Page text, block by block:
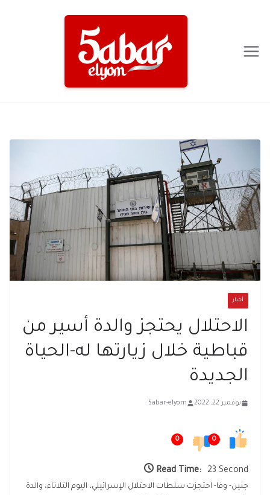
أخبار
الاحتلال يحتجز والدة أسير من
قباطية خلال زيارتها له-الحياة
الجديدة
نوفمبر 22, 2022 5abar-elyom
0
0
Read Time: 23 Second
جنين- وفا- احتجزت سلطات الاحتلال الإسرائيلي، اليوم الثلاثاء، والدة